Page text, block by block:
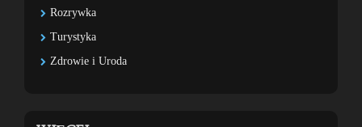
Rozrywka
Turystyka
Zdrowie i Uroda